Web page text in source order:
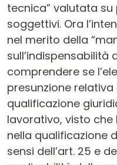
tecnica” valutata
soggettivi. Ora
nel merito della
sull’indispensabilità
comprendere se
presunzione
qualificazione
lavorativo, visto che
nella qualificazione
sensi dell’art. 25 e